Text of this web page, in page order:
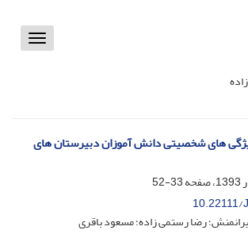
Toggle
های شخصیتی دانش آموزان دبیرستان های
33-52
10.22111/
رضا رستمی زاده؛ مسعود باقری